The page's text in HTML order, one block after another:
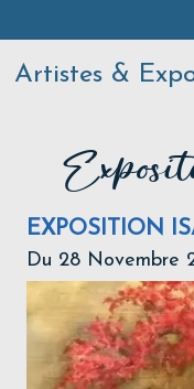
Artistes &
EXPOSITION
Du 28 Novembre